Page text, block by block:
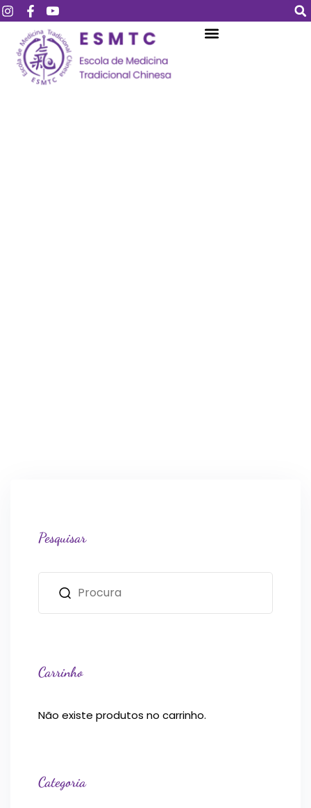
Pesquisar
Carrinho
Não existe produtos no carrinho.
Categoria
Login Assinar
Login